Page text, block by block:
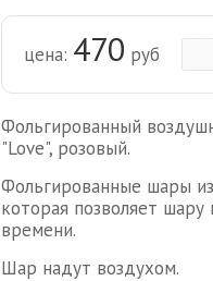
цена: 470 руб
Фольгированный
"Love", розовый.
Фольгированные шары
которая позволяет
времени.
Шар надут воздухом.